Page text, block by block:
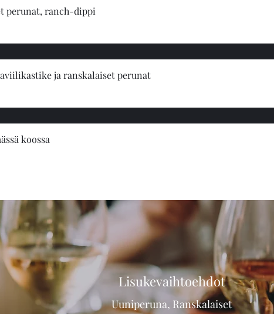
perunat, ranch-dippi
ja ranskalaiset perunat
koossa
Lisukevaihtoehdot
Uuniperuna, Ranskalaiset